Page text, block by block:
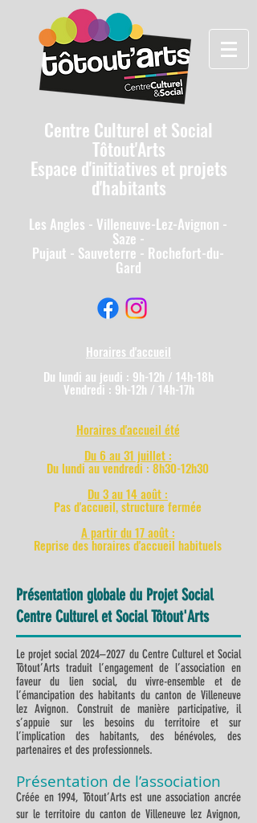
Centre Culturel et Social
Tôtout'Arts
Espace d'initiatives et projets
d'habitants
Les Angles - Villeneuve-Lez-Avignon -
Saze -
Pujaut - Sauveterre - Rochefort-du-
Gard
Horaires d'accueil
Du lundi au jeudi : 9h-12h / 14h-18h
Vendredi : 9h-12h / 14h-17h
Horaires d'accueil été
Du 6 au 31 juillet :
Du lundi au vendredi : 8h30-12h30
Du 3 au 14 août :
Pas d'accueil, structure fermée
A partir du 17 août :
Reprise des horaires d'accueil habituels
Présentation globale du Projet Social
Centre Culturel et Social Tôtout'Arts
Le projet social 2024–2027 du Centre Culturel et Social
Tôtout’Arts traduit l’engagement de l’association en
faveur du lien social, du vivre-ensemble et de
l’émancipation des habitants du canton de Villeneuve
lez Avignon. Construit de manière participative, il
s’appuie sur les besoins du territoire et sur
l’implication des habitants, des bénévoles, des
partenaires et des professionnels.
Présentation de l’association
Créée en 1994, Tôtout’Arts est une association ancrée
sur le territoire du canton de Villeneuve lez Avignon,